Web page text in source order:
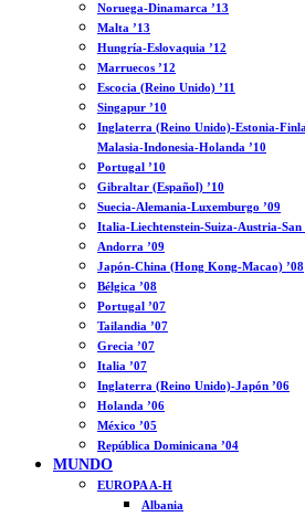
Noruega-Dinamarca ’13
Malta ’13
Hungría-Eslovaquia ’12
Marruecos ’12
Escocia (Reino Unido) ’11
Singapur ’10
Inglaterra (Reino Unido)-Estonia-
Malasia-Indonesia-Holanda ’10
Portugal ’10
Gibraltar (Español) ’10
Suecia-Alemania-Luxemburgo ’09
Italia-Liechtenstein-Suiza-Austria-San
Andorra ’09
Japón-China (Hong Kong-Macao) ’08
Bélgica ’08
Portugal ’07
Tailandia ’07
Grecia ’07
Italia ’07
Inglaterra (Reino Unido)-Japón ’06
Holanda ’06
México ’05
República Dominicana ’04
MUNDO
EUROPA A-H
Albania